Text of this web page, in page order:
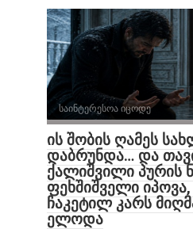
საინტერესოა იცოდე
ის შობის ღამეს
დაბრუნდა… და
ქალიშვილი პურის
ფეხშიშველი
ჩაკეტილ კარს
ელოდა